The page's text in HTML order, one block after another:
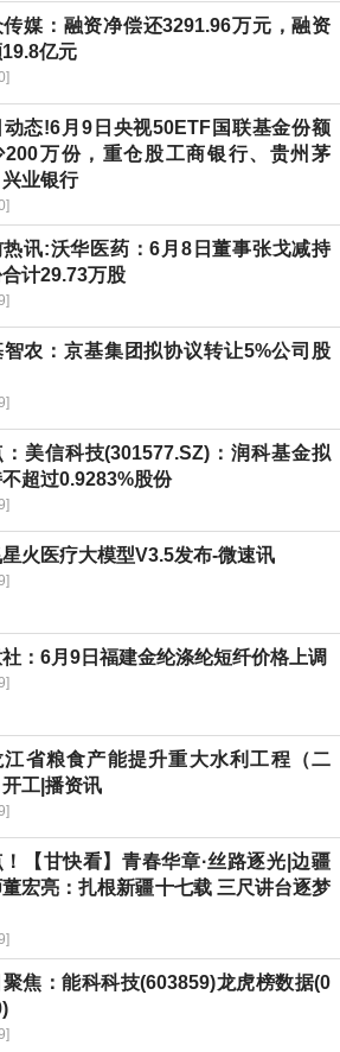
媒：融资净偿还3291.96万元，融资
亿元
动态!6月9日央视50ETF国联基金份额
200万份，重仓股工商银行、贵州茅
业银行
热讯:沃华医药：6月8日董事张戈减持
计29.73万股
智农：京基集团拟协议转让5%公司股
：美信科技(301577.SZ)：润科基金拟
超过0.9283%股份
火医疗大模型V3.5发布-微速讯
：6月9日福建金纶涤纶短纤价格上调
江省粮食产能提升重大水利工程（二
工|播资讯
【甘快看】青春华章·丝路逐光|边疆
宏亮：扎根新疆十七载 三尺讲台逐梦
焦：能科科技(603859)龙虎榜数据(0